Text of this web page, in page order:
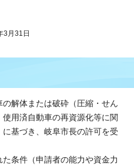
月31日
解体または破砕（圧縮・せん
用済自動車の再資源化等に関
基づき、岐阜市長の許可を受
条件（申請者の能力や資金力